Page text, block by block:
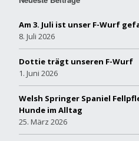
Am 3. Juli ist unser F-Wurf
8. Juli 2026
Dottie trägt unseren F-Wurf
1. Juni 2026
Welsh Springer Spaniel
Hunde im Alltag
25. März 2026